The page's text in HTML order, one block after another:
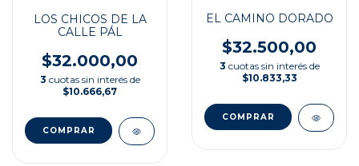
LOS CHICOS DE LA
CALLE PÁL
$32.000,00
3 cuotas sin interés de
$10.666,67
EL CAMINO DORADO
$32.500,00
3 cuotas sin interés de
$10.833,33